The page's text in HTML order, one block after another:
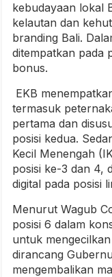
kebudayaan lokal
kelautan dan
branding Bali.
ditempatkan pada
bonus.
EKB
termasuk
pertama dan
posisi kedua.
Kecil Menengah
posisi ke-3 dan 4,
digital pada posisi
Menurut Wagub
posisi 6 dalam
untuk
dirancang
mengembalikan